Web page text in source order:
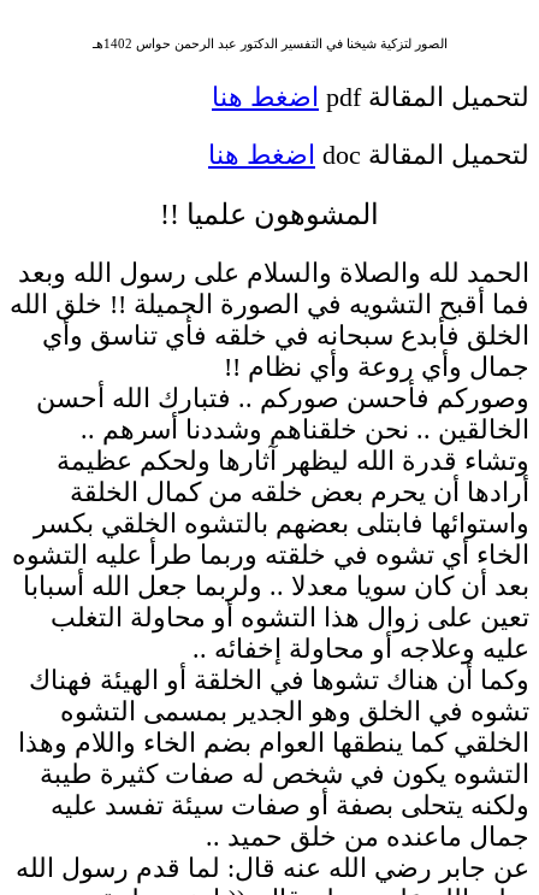
الصور لتزكية شيخنا في التفسير الدكتور عبد الرحمن حواس 1402هـ
لتحميل المقالة pdf
اضغط هنا
لتحميل المقالة doc
اضغط هنا
المشوهون علميا !!
الحمد لله والصلاة والسلام على رسول الله وبعد
فما أقبح التشويه في الصورة الجميلة !! خلق الله
الخلق فأبدع سبحانه في خلقه فأي تناسق وأي
جمال وأي روعة وأي نظام !!
وصوركم فأحسن صوركم .. فتبارك الله أحسن
الخالقين .. نحن خلقناهم وشددنا أسرهم ..
وتشاء قدرة الله ليظهر آثارها ولحكم عظيمة
أرادها أن يحرم بعض خلقه من كمال الخلقة
واستوائها فابتلى بعضهم بالتشوه الخلقي بكسر
الخاء أي تشوه في خلقته وربما طرأ عليه التشوه
بعد أن كان سويا معدلا .. ولربما جعل الله أسبابا
تعين على زوال هذا التشوه أو محاولة التغلب
عليه وعلاجه أو محاولة إخفائه ..
وكما أن هناك تشوها في الخلقة أو الهيئة فهناك
تشوه في الخلق وهو الجدير بمسمى التشوه
الخلقي كما ينطقها العوام بضم الخاء واللام وهذا
التشوه يكون في شخص له صفات كثيرة طيبة
ولكنه يتحلى بصفة أو صفات سيئة تفسد عليه
جمال ماعنده من خلق حميد ..
عن جابر رضي الله عنه قال: لما قدم رسول الله